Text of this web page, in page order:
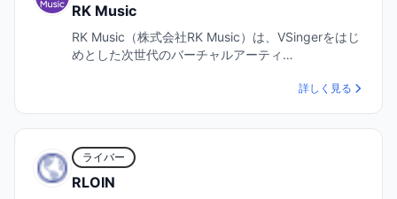
RK Music
RK Music（株式会社RK Music）は、VSingerをはじ
めとした次世代のバーチャルアーティ…
詳しく見る
ライバー
RLOIN